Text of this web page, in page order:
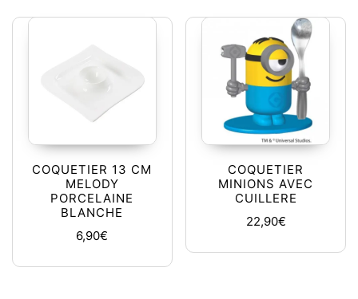
COQUETIER 13 CM
MELODY
PORCELAINE
BLANCHE
6,90€
COQUETIER
MINIONS AVEC
CUILLERE
22,90€